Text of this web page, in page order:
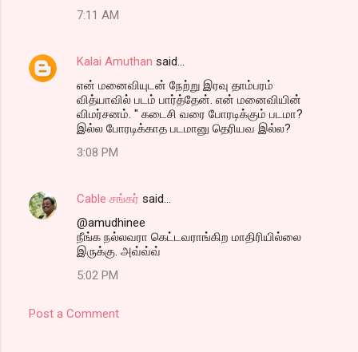
7:11 AM
Kalai Amuthan said…
என் மனைவியுடன் நேற்று இரவு தாம்பரம்
வித்யாவில் படம் பார்த்தேன். என் மனைவியின்
விமர்சனம். " கடைசி வரை போரடிக்கும் படமா?
இல்ல போரடிக்காத படமானு தெரியவ இல்ல?
3:08 PM
Cable சங்கர் said…
@amudhinee
நீங்க நல்லவரா கெட்டவராங்கிற மாதிரியில்லை
இருக்கு. அவ்வ்வ்
5:02 PM
Post a Comment